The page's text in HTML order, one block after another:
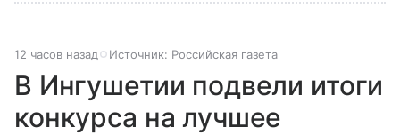
12 часов назад Источник: Российская газета
В Ингушетии подвели итоги
конкурса на лучшее